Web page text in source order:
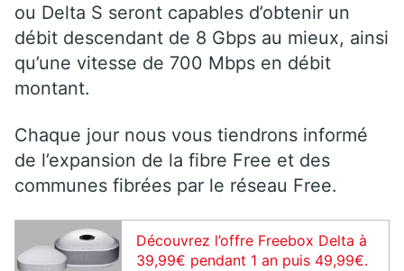
ou Delta S seront capables d’obtenir un
débit descendant de 8 Gbps au mieux, ainsi
qu’une vitesse de 700 Mbps en débit
montant.
Chaque jour nous vous tiendrons informé
de l’expansion de la fibre Free et des
communes fibrées par le réseau Free.
Découvrez l’offre Freebox Delta à
39,99€ pendant 1 an puis 49,99€.